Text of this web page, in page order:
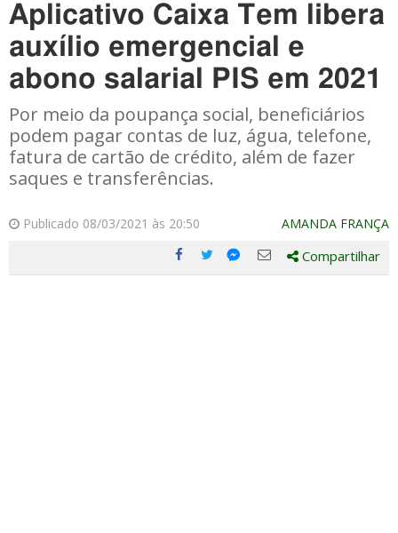
Aplicativo Caixa Tem libera
auxílio emergencial e
abono salarial PIS em 2021
Por meio da poupança social, beneficiários
podem pagar contas de luz, água, telefone,
fatura de cartão de crédito, além de fazer
saques e transferências.
Publicado 08/03/2021 às 20:50 AMANDA FRANÇA
Compartilhe
Compartilhe
Compartilhe
Compartilhe
Compartilhar